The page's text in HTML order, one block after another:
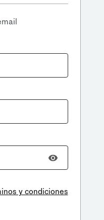
y condiciones